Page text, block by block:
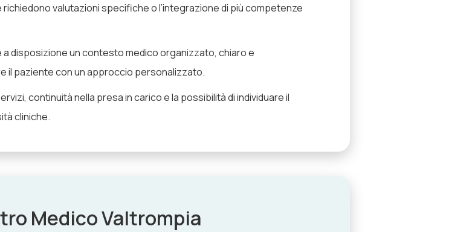
valutazioni specifiche o l’integrazione di più competenze
disposizione un contesto medico organizzato, chiaro e
il paziente con un approccio personalizzato.
continuità nella presa in carico e la possibilità di individuare il
cliniche.
Medico Valtrompia